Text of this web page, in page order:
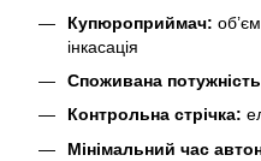
Купюроприймач:
інкасація
Споживана
Контрольна стрічка:
Мінімальний час